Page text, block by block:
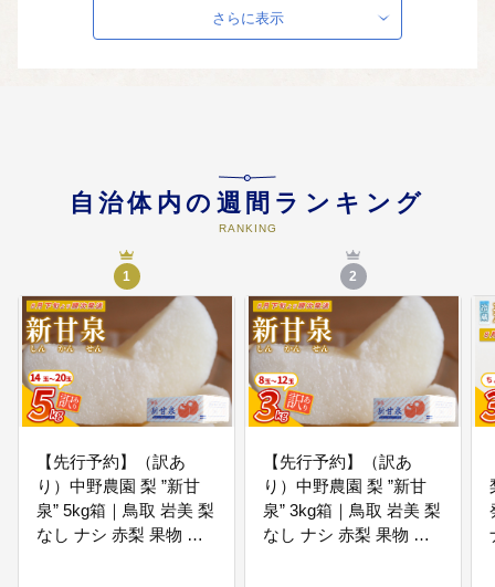
信するとともに、起業・就業の支
援を行い、新規雇用へとつなげ産
発的な取り組みへの支援や多世代
交流の場を創出し、地域活動を活
発化させるとともに、だれもが安
心して暮らせるまちづくりにつな
05
美しい自然環境の保全・活用に関
する事業
山陰海岸ジオパークなどの自然を
活用し地域の活性化につなげる事
業
06
特色ある魅力的なまちづくりに関
する事業
特産品の育成や観光施設の管理・
さらに表示
自治体内の週間ランキング
RANKING
1
【先行予約】（訳あ
り）中野農園 梨 ”新甘
泉” 5kg箱｜鳥取 岩美 梨
なし ナシ 赤梨 果物 フ
2
【先行予約】（訳あ
り）中野農園 梨 ”新甘
泉” 3kg箱｜鳥取 岩美 梨
なし ナシ 赤梨 果物 フ